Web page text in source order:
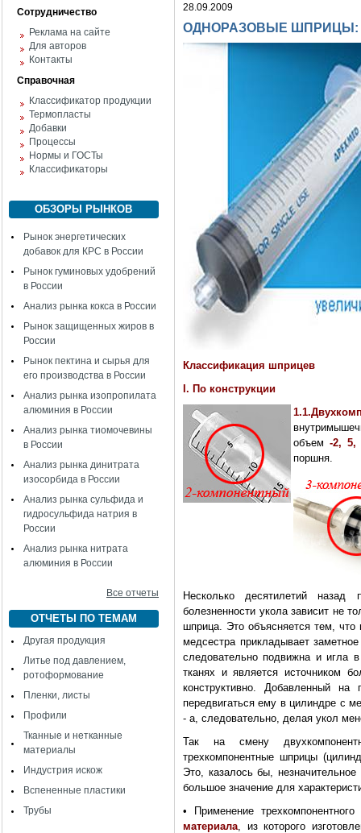
Сотрудничество
Реклама на сайте
Для авторов
Контакты
Справочная
Классификатор продукции
Термопласты
Добавки
Процессы
Нормы и ГОСТы
Классификаторы
ОБЗОРЫ РЫНКОВ
Рынок энергетических
добавок для КРС в России
Рынок гуминовых удобрений
в России
Анализ рынка кокса в России
Рынок защищенных жиров в
России
Рынок пектина и сырья для
его производства в России
Анализ рынка изопропилата
алюминия в России
Анализ рынка тиомочевины
в России
Анализ рынка динитрата
изосорбида в России
Анализ рынка сульфида и
гидросульфида натрия в
России
Анализ рынка нитрата
алюминия в России
Все отчеты
ОТЧЕТЫ ПО ТЕМАМ
Другая продукция
Литье под давлением,
ротоформование
Пленки, листы
Профили
Тканные и нетканные
материалы
Индустрия искож
Вспененные пластики
Трубы
28.09.2009
ОДНОРАЗОВЫЕ ШПРИЦЫ:
Классификация шприцев
I. По конструкции
объем -2,
поршня.
Несколько десятилетий
болезненности укола зависит не
шприца. Это объясняется тем, что
медсестра прикладывает
следовательно подвижна и игла
тканях и является источником
конструктивно. Добавленный
передвигаться ему в цилиндре с
- а, следовательно, делая укол
Так на смену
трехкомпонентные шприцы
Это, казалось бы,
большое значение для
• Применение
материала, из которого